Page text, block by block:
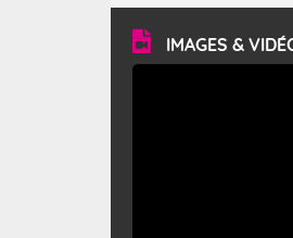
vitesse moyenne de 50
en rafales, parfois
du Rhône et la
méditerranéen à partir
IMAGES &